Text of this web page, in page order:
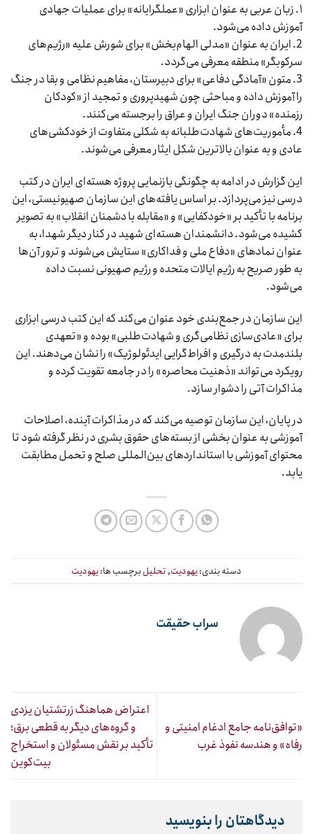
۱. زبان عربی به عنوان ابزاری «عملگرایانه» برای عملیات جهادی
آموزش داده می‌شود.
2. ایران به عنوان «مدلی الهام‌بخش» برای شورش علیه «رژیم‌های
سرکوبگر» منطقه معرفی می‌گردد.
3. متون «آمادگی دفاعی» برای دبیرستان، مفاهیم نظامی و بقا در جنگ
را آموزش داده و مباحثی چون شهیدپروری و تمجید از «کودکان
رزمنده» دوران جنگ ایران و عراق را برجسته می‌کنند.
4. مأموریت‌های شهادت‌طلبانه به شکلی متفاوت از خودکشی‌های
عادی و به عنوان بالاترین شکل ایثار معرفی می‌شوند.
این گزارش در ادامه به چگونگی بازنمایی پروژه هسته‌ای ایران در کتب
درسی نیز می‌پردازد. بر اساس یافته‌های این سازمان صهیونیستی، این
برنامه با تأکید بر «خودکفایی» و «مقابله با دشمنان انقلاب» به تصویر
کشیده می‌شود. دانشمندان هسته‌ای شهید در کنار دیگر شهدا، به
عنوان نمادهای «دفاع ملی و فداکاری» ستایش می‌شوند و ترور آن‌ها
به طور صریح به رژیم ایالات متحده و رژیم صهیونی نسبت داده
می‌شود.
این سازمان در جمع‌بندی خود عنوان می‌کند که این کتب درسی ابزاری
برای «عادی‌سازی نظامی‌گری و شهادت‌طلبی» بوده و «تعهدی
بلندمدت به درگیری و افراط‌گرایی ایدئولوژیک» را نشان می‌دهند. این
رویکرد می‌تواند «ذهنیت محاصره» را در جامعه تقویت کرده و
مذاکرات آتی را دشوار سازد.
در پایان، این سازمان توصیه می‌کند که در مذاکرات آینده، اصلاحات
آموزشی به عنوان بخشی از بسته‌های حقوق بشری در نظر گرفته شود تا
محتوای آموزشی با استانداردهای بین‌المللی صلح و تحمل مطابقت
یابد.
دسته بندی:یهودیت, تحلیلبرچسب ها:یهودیت
سراب حقیقت
«توافق‌نامه جامع ادغام امنیتی و
رفاه» و هندسه نفوذ غرب
اعتراض هماهنگ زرتشتیان یزدی
و گروه‌های دیگر به قطعی برق؛
تأکید بر نقش مسئولان و استخراج
بیت‌کوین
دیدگاهتان را بنویسید